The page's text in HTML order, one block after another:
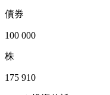
債券
100 000
株
175 910